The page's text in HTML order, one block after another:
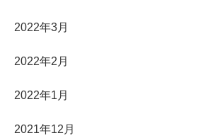
2022年3月
2022年2月
2022年1月
2021年12月